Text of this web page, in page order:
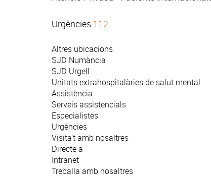
Urgències:112
Altres ubicacions
SJD Numància
SJD Urgell
Unitats extrahospitalàries de salut mental
Assistència
Serveis assistencials
Especialistes
Urgències
Visita't amb nosaltres
Directe a
Intranet
Treballa amb nosaltres